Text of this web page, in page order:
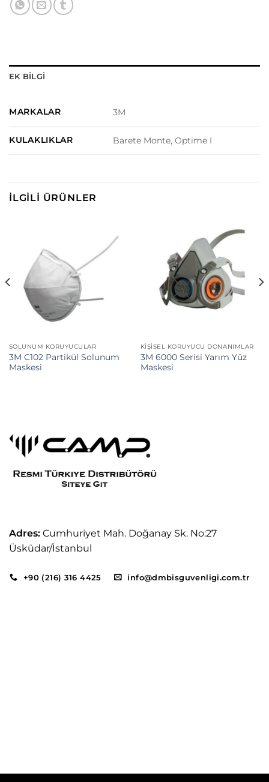
EK BILGI
MARKALAR 3M
KULAKLIKLAR Barete Monte, Optime I
İLGILI ÜRÜNLER
SOLUNUM KORUYUCULAR
3M C102 Partikül Solunum
Maskesi
KIŞISEL KORUYUCU DONANIMLAR
3M 6000 Serisi Yarım Yüz
Maskesi
Adres: Cumhuriyet Mah. Doğanay Sk. No:27
Üsküdar/İstanbul
+90 (216) 316 4425 info@dmbisguvenligi.com.tr